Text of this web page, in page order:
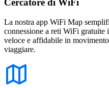
Cercatore di WiFi
La nostra app WiFi Map
connessione a reti WiFi gratuite
veloce e affidabile in
viaggiare.